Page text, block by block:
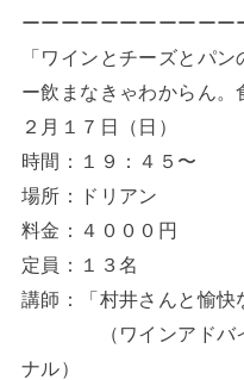
ーーーーーーーーーーー
「ワインとチーズとパン
ー飲まなきゃわからん。
２月１７日（日）
時間：１９：４５〜
場所：ドリアン
料金：４０００円
定員：１３名
講師：「村井さんと愉快
（ワインアドバイザ
ナル）